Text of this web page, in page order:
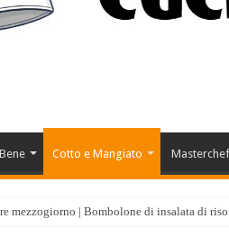
Cotto e Mangiato Masterchef
mezzogiorno | Bombolone di insalata di